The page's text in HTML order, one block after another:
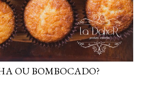
OU BOMBOCADO?